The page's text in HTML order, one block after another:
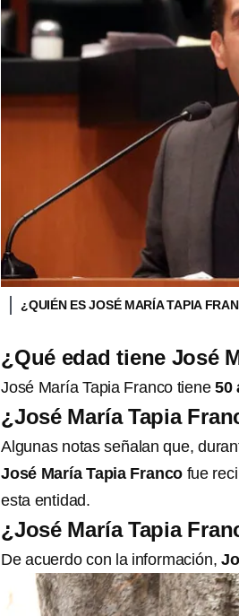
¿QUIÉN ES JOSÉ MARÍA TAPIA
¿Qué edad tiene José
José María Tapia Franco tiene 50
¿José María Tapia
Algunas notas señalan que,
José María Tapia Franco fue
esta entidad.
¿José María Tapia
De acuerdo con la información,